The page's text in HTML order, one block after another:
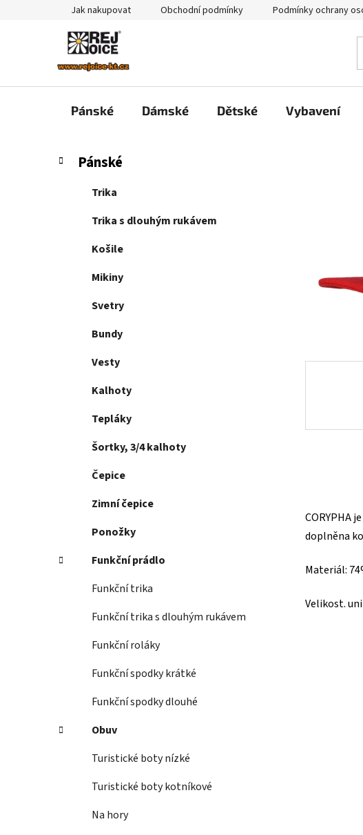
Jak nakupovat Obchodní podmínky Podmínky ochrany
Pánské Dámské Dětské Vybavení
P
Přeskočit
kategorie
K
a
Pánské
Trika
Trika s dlouhým rukávem
Košile
Mikiny
Svetry
Bundy
Vesty
Kalhoty
Tepláky
Šortky, 3/4 kalhoty
Čepice
Zimní čepice
Ponožky
Funkční prádlo
Funkční trika
Funkční trika s dlouhým rukávem
Funkční roláky
Funkční spodky krátké
Funkční spodky dlouhé
Obuv
Turistické boty nízké
Turistické boty kotníkové
Na hory
CORYPHA
doplněna
Materiál:
Velikost. uni